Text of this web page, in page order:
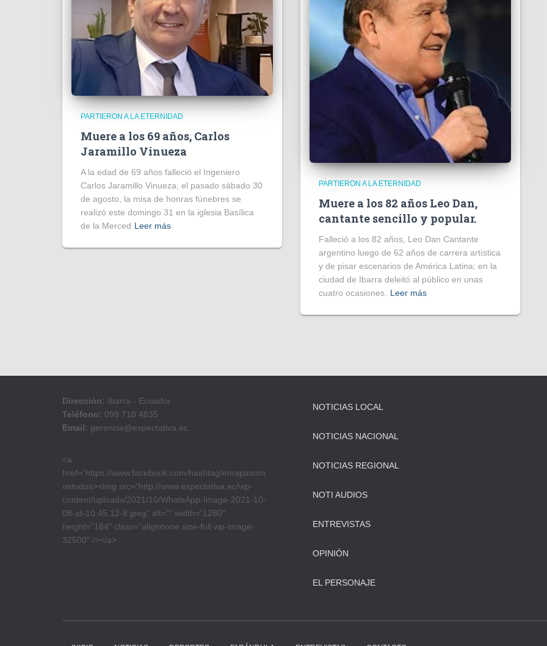
PARTIERON A LA ETERNIDAD
Muere a los 69 años, Carlos
Jaramillo Vinueza
A la edad de 69 años falleció el Ingeniero
Carlos Jaramillo Vinueza, el pasado sábado 30
de agosto, la misa de honras fúnebres se
realizó este domingo 31 en la iglesia Basílica
de la Merced Leer más
PARTIERON A LA ETERNIDAD
Muere a los 82 años Leo Dan,
cantante sencillo y popular.
Falleció a los 82 años, Leo Dan Cantante
argentino luego de 62 años de carrera artística
y de pisar escenarios de América Latina; en la
ciudad de Ibarra deleitó al público en unas
cuatro ocasiones.
Leer más
Dirección: Ibarra - Ecuador
Teléfono: 099 718 4835
Email: gerencia@expectativa.ec
<a
href=”https://www.facebook.com/hashtag/emapasom
ostodos><img src=”http://www.expectativa.ec/wp-
content/uploads/2021/10/WhatsApp-Image-2021-10-
08-at-10.45.12-8.jpeg” alt=”” width=”1280″
height=”164″ class=”alignnone size-full wp-image-
32500″ /></a>
NOTICIAS LOCAL
NOTICIAS NACIONAL
NOTICIAS REGIONAL
NOTI AUDIOS
ENTREVISTAS
OPINIÓN
EL PERSONAJE